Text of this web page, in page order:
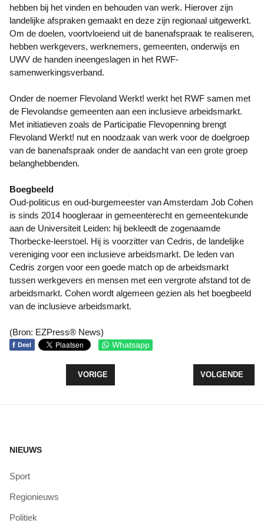
hebben bij het vinden en behouden van werk. Hierover zijn
landelijke afspraken gemaakt en deze zijn regionaal uitgewerkt.
Om de doelen, voortvloeiend uit de banenafspraak te realiseren,
hebben werkgevers, werknemers, gemeenten, onderwijs en
UWV de handen ineengeslagen in het RWF-
samenwerkingsverband.
Onder de noemer Flevoland Werkt! werkt het RWF samen met
de Flevolandse gemeenten aan een inclusieve arbeidsmarkt.
Met initiatieven zoals de Participatie Flevopenning brengt
Flevoland Werkt! nut en noodzaak van werk voor de doelgroep
van de banenafspraak onder de aandacht van een grote groep
belanghebbenden.
Boegbeeld
Oud-politicus en oud-burgemeester van Amsterdam Job Cohen
is sinds 2014 hoogleraar in gemeenterecht en gemeentekunde
aan de Universiteit Leiden: hij bekleedt de zogenaamde
Thorbecke-leerstoel. Hij is voorzitter van Cedris, de landelijke
vereniging voor een inclusieve arbeidsmarkt. De leden van
Cedris zorgen voor een goede match op de arbeidsmarkt
tussen werkgevers en mensen met een vergrote afstand tot de
arbeidsmarkt. Cohen wordt algemeen gezien als het boegbeeld
van de inclusieve arbeidsmarkt.
(Bron: EZPress® News)
f Deel Whatsapp
VORIG ARTIKEL: WOENSDAG 20 NOVEMBER;
VORIGE VOLGENDE
VOLGENDE
NIEUWS
Sport
Regionieuws
Politiek